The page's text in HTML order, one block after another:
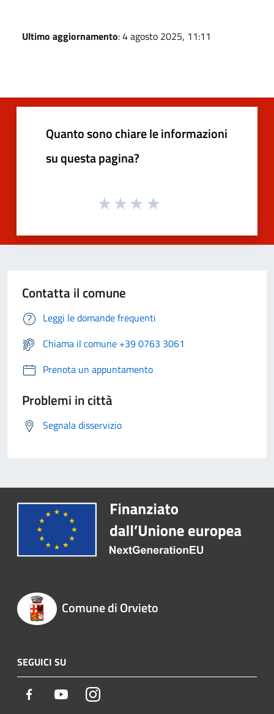
Ultimo aggiornamento: 4 agosto 2025, 11:11
Quanto sono chiare le informazioni
su questa pagina?
Contatta il comune
Leggi le domande frequenti
Chiama il comune +39 0763 3061
Prenota un appuntamento
Problemi in città
Segnala disservizio
Comune di Orvieto
SEGUICI SU
Facebook YoutubeInstagram